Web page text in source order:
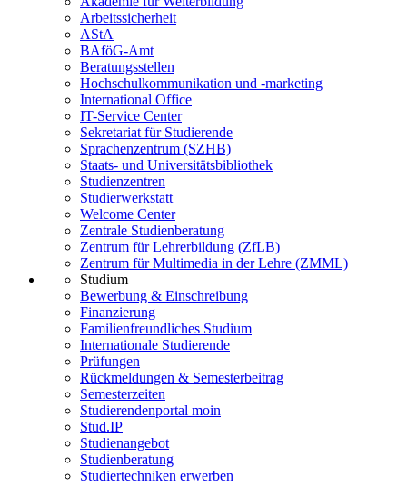
Arbeitssicherheit
AStA
BAföG-Amt
Beratungsstellen
Hochschulkommunikation und -marketing
International Office
IT-Service Center
Sekretariat für Studierende
Sprachenzentrum (SZHB)
Staats- und Universitätsbibliothek
Studienzentren
Studierwerkstatt
Welcome Center
Zentrale Studienberatung
Zentrum für Lehrerbildung (ZfLB)
Zentrum für Multimedia in der Lehre (ZMML)
Studium
Bewerbung & Einschreibung
Finanzierung
Familienfreundliches Studium
Internationale Studierende
Prüfungen
Rückmeldungen & Semesterbeitrag
Semesterzeiten
Studierendenportal moin
Stud.IP
Studienangebot
Studienberatung
Studiertechniken erwerben